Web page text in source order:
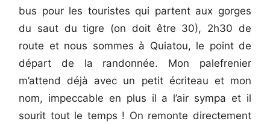
bus pour les touristes qui partent aux gorges
du saut du tigre (on doit être 30), 2h30 de
route et nous sommes à Quiatou, le point de
départ de la randonnée. Mon palefrenier
m’attend déjà avec un petit écriteau et mon
nom, impeccable en plus il a l’air sympa et il
sourit tout le temps ! On remonte directement